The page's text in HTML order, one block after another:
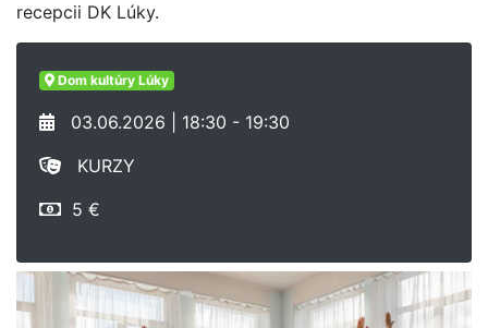
recepcii DK Lúky.
Dom kultúry Lúky
03.06.2026 | 18:30 - 19:30
KURZY
5 €